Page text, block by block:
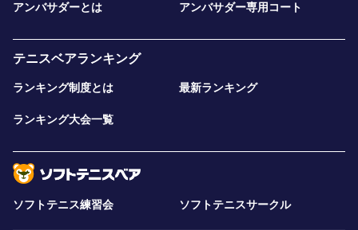
アンバサダーとは アンバサダー専用コート
テニスベアランキング
ランキング制度とは 最新ランキング
ランキング大会一覧
ソフトテニス練習会 ソフトテニスサークル